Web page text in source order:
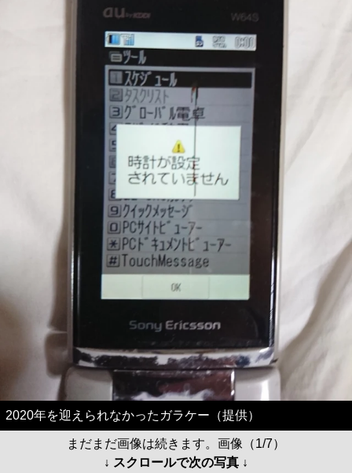
2020年を迎えられなかったガラケー（提供）
まだまだ画像は続きます。画像（1/7）
↓ スクロールで次の写真 ↓